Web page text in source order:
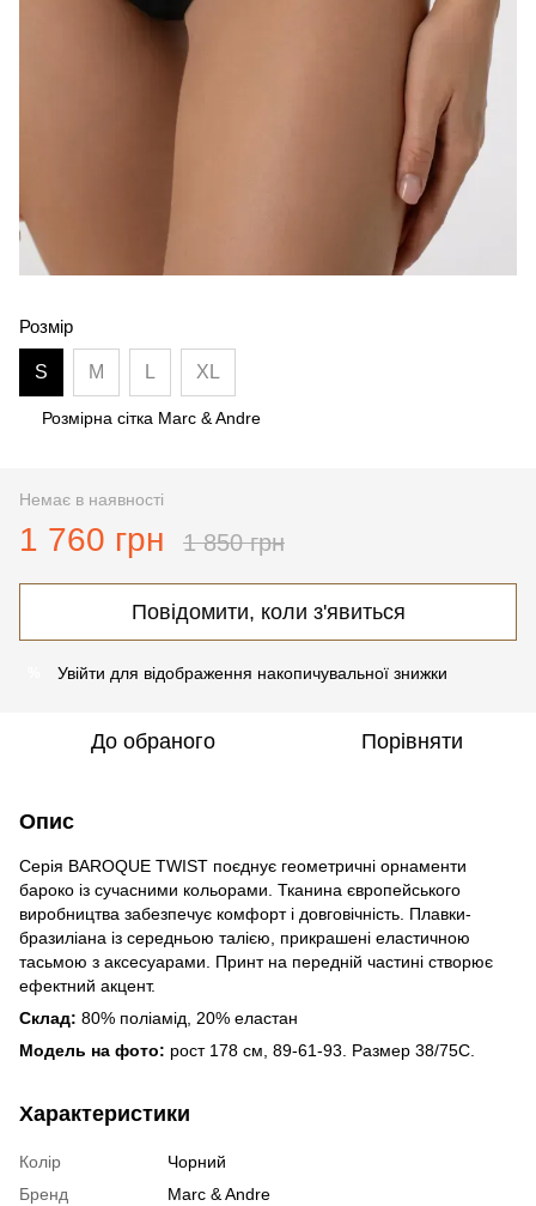
Розмір
S M L XL
Розмірна сітка Marc & Andre
Немає в наявності
1 760 грн 1 850 грн
Повідомити, коли з'явиться
Увійти для відображення накопичувальної знижки
До обраного Порівняти
Опис
Серія BAROQUE TWIST поєднує геометричні орнаменти
бароко із сучасними кольорами. Тканина європейського
виробництва забезпечує комфорт і довговічність. Плавки-
бразиліана із середньою талією, прикрашені еластичною
тасьмою з аксесуарами. Принт на передній частині створює
ефектний акцент.
Склад: 80% поліамід, 20% еластан
Модель на фото: рост 178 см, 89-61-93. Размер 38/75C.
Характеристики
Колір
Чорний
Бренд
Marc & Andre